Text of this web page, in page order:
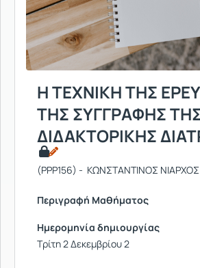
Η ΤΕΧΝΙΚΗ ΤΗΣ
ΤΗΣ ΣΥΓΓΡΑΦΗΣ
ΔΙΔΑΚΤΟΡΙΚΗΣ
(PPP156) - ΚΩΝΣΤΑΝΤΙΝΟΣ ΝΙΑΡΧΟΣ
Περιγραφή Μαθήματος
Ημερομηνία δημιουργίας
Τρίτη 2 Δεκεμβρίου 2